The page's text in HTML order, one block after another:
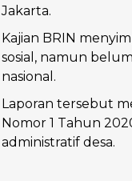
Jakarta.
Kajian BRIN
sosial, namun
nasional.
Laporan tersebut
Nomor 1 Tahun
administratif desa.